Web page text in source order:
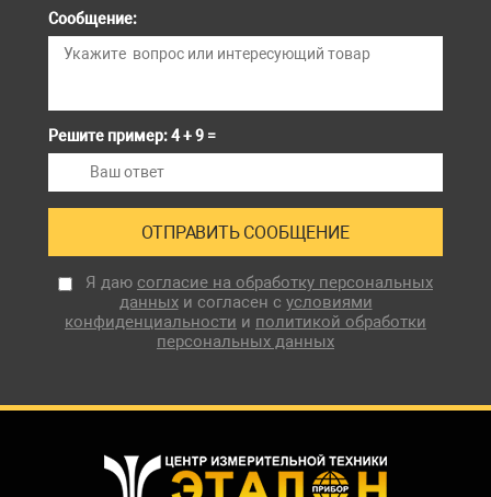
Сообщение:
Решите пример: 4 + 9 =
Я даю согласие на обработку персональных
данныхи согласен с условиями
конфиденциальности и политикой обработки
персональных данных